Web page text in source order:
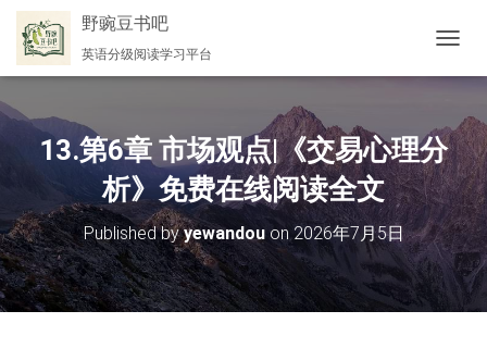
野豌豆书吧
英语分级阅读学习平台
换
13.第6章 市场观点|《交易心理分
析》免费在线阅读全文
Published byyewandouon 2026年7月5日